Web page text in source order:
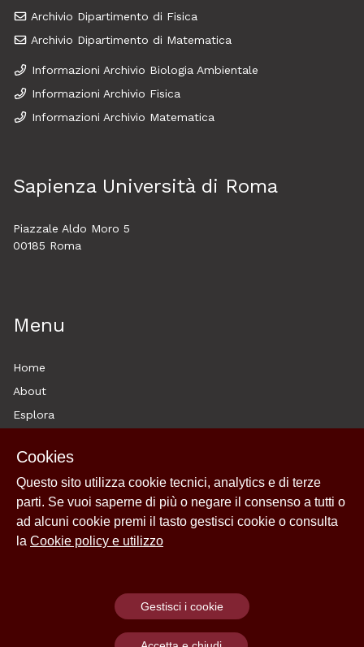
Archivio Dipartimento di Fisica
Archivio Dipartimento di Matematica
Informazioni Archivio Biologia Ambientale
Informazioni Archivio Fisica
Informazioni Archivio Matematica
Sapienza Università di Roma
Piazzale Aldo Moro 5
00185 Roma
Menu
Home
About
Esplora
Archivi
Historytelling
Cookie policy e utilizzo
Cookies
Questo sito utilizza cookie tecnici, analytics e di terze
parti. Se vuoi saperne di più o negare il consenso a tutti o
ad alcuni cookie premi il tasto gestisci cookie o consulta
la Cookie policy e utilizzo
Gestisci i cookie